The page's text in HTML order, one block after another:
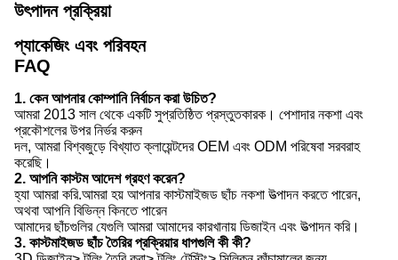
উৎপাদন প্রক্রিয়া
প্যাকেজিং এবং পরিবহন
FAQ
1. কেন আপনার কোম্পানি নির্বাচন করা উচিত?
আমরা 2013 সাল থেকে একটি সুপ্রতিষ্ঠিত প্রস্তুতকারক। পেশাদার নকশা এবং
প্রকৌশলের উপর নির্ভর করুন
দল, আমরা বিশ্বজুড়ে বিখ্যাত ক্লায়েন্টদের OEM এবং ODM পরিষেবা সরবরাহ
করেছি।
2. আপনি কাস্টম আদেশ গ্রহণ করেন?
হ্যা আমরা করি.আমরা হয় আপনার কাস্টমাইজড ছাঁচ নকশা উত্পাদন করতে পারেন,
অথবা আপনি বিভিন্ন কিনতে পারেন
আমাদের ছাঁচগুলির যেগুলি আমরা আমাদের কারখানায় ডিজাইন এবং উত্পাদন করি।
3. কাস্টমাইজড ছাঁচ তৈরির প্রক্রিয়ার ধাপগুলি কী কী?